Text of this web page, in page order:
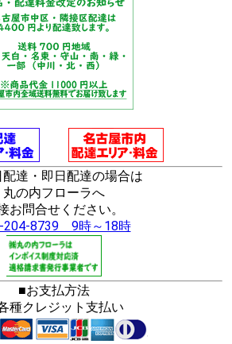
達・即日配達の場合は
丸の内フローラへ
お問合せください。
204-8739 9時～18時
■お支払方法
種クレジット支払い